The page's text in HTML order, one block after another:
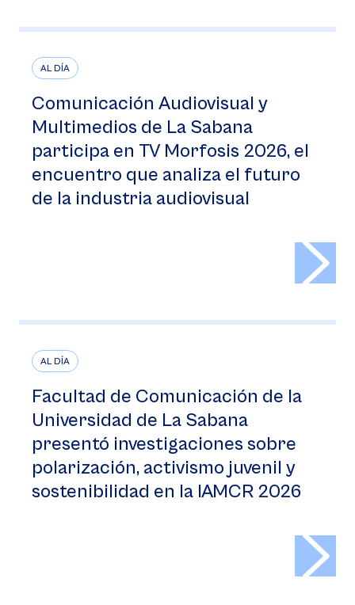
AL DÍA
Comunicación Audiovisual y
Multimedios de La Sabana
participa en TV Morfosis 2026, el
encuentro que analiza el futuro
de la industria audiovisual
AL DÍA
Facultad de Comunicación de la
Universidad de La Sabana
presentó investigaciones sobre
polarización, activismo juvenil y
sostenibilidad en la IAMCR 2026